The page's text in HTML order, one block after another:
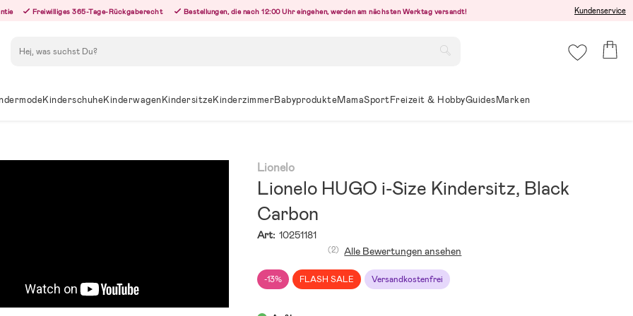
Freiwilliges 365-Tage-Rückgaberecht Bestellungen, die nach 12:00 Uhr eingehen, werden am nächsten Werktag versandt! Kundenservice
KinderschuheKinderwagenKindersitzeKinderzimmerBabyprodukteMamaSportFreizeit & HobbyGuidesMarken
Lionelo
Lionelo HUGO i-Size Kindersitz, Black
Carbon
Art: 10251181
-13% FLASH SALE Versandkostenfrei
(2) Alle Bewertungen ansehen